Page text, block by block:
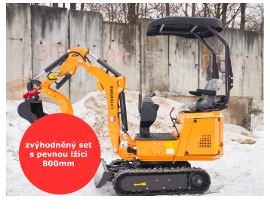
produktu
je
0,0
z
5
hvězdiček.